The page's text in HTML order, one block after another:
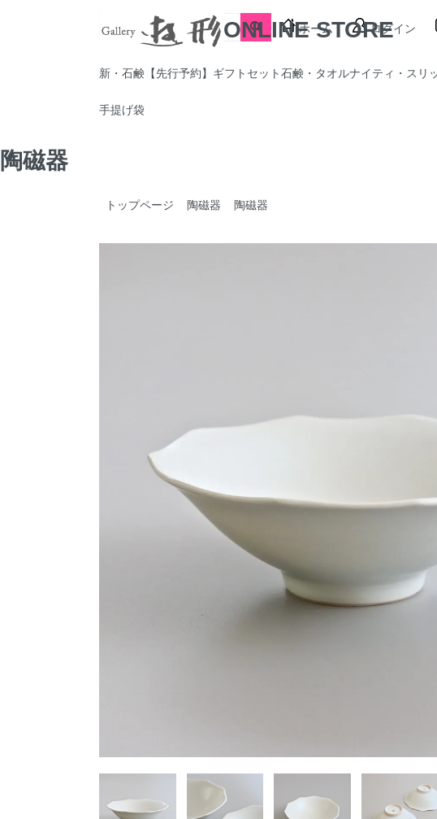
ONLINE STORE
ホーム ログイン
新・石鹸【先行予約】 ギフトセット石鹸・タオルナイティ・スリ
手提げ袋
陶磁器
トップページ 陶磁器 陶磁器